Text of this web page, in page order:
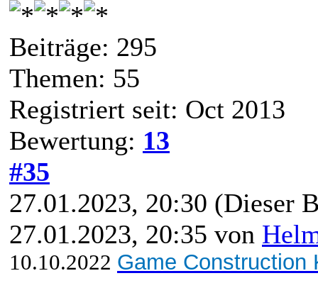
Beiträge: 295
Themen: 55
Registriert seit: Oct 2013
Bewertung: 13
#35
27.01.2023, 20:30 (Dieser
27.01.2023, 20:35 von
10.10.2022 Game Construction